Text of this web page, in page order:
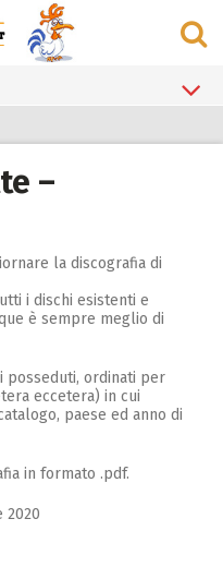
–
la discografia di
i dischi esistenti e
è sempre meglio di
posseduti, ordinati per
eccetera) in cui
paese ed anno di
in formato .pdf.
2020